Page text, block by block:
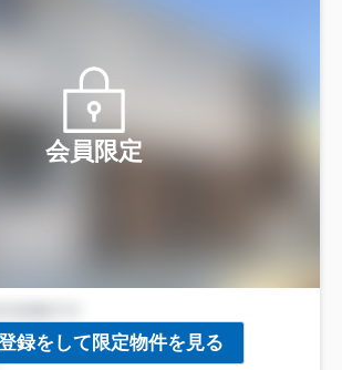
会員限定
録をして限定物件を見る